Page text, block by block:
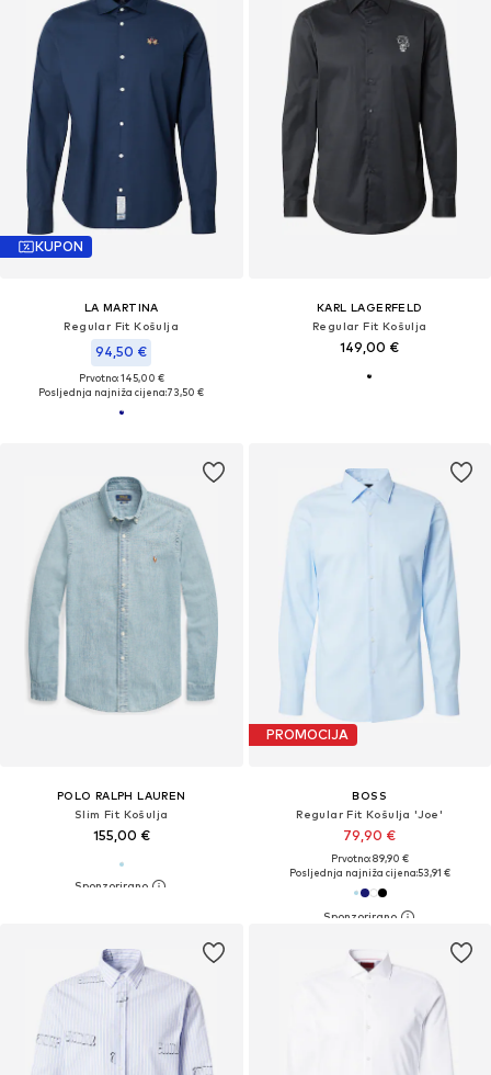
KUPON
LA MARTINA
Regular Fit Košulja
94,50 €
Prvotno: 145,00 €
Posljednja najniža cijena:73,50 €
KARL LAGERFELD
Regular Fit Košulja
149,00 €
POLO RALPH LAUREN
Slim Fit Košulja
155,00 €
PROMOCIJA
BOSS
Regular Fit Košulja 'Joe'
79,90 €
Prvotno: 89,90 €
Posljednja najniža cijena:53,91 €